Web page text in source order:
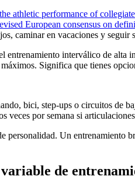
athletic performance of
European consensus on
caminar en vacaciones y
entrenamiento interválico de
Significa que tienes
bici, step-ups o circuitos de
veces por semana si
personalidad. Un entrenamiento
de